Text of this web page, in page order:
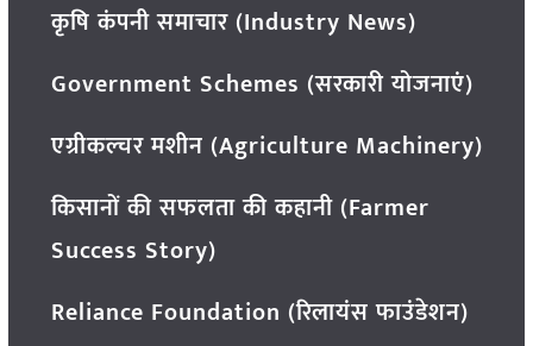
कृषि कंपनी समाचार (Industry News)
Government Schemes (सरकारी योजनाएं)
एग्रीकल्चर मशीन (Agriculture Machinery)
किसानों की सफलता की कहानी (Farmer
Success Story)
Reliance Foundation (रिलायंस फाउंडेशन)